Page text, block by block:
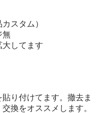
タム）
てます
り付けてます。撤去ま
換をオススメします。